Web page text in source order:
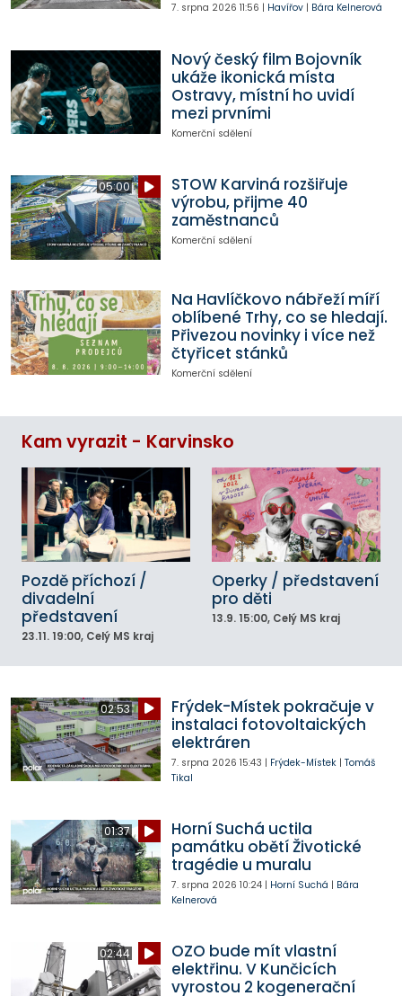
7. srpna 2026 11:56 | Havířov| Bára Kelnerová
Nový český film Bojovník
ukáže ikonická místa
Ostravy, místní ho uvidí
mezi prvními
Komerční sdělení
05:00
STOW Karviná rozšiřuje
výrobu, přijme 40
zaměstnanců
Komerční sdělení
Na Havlíčkovo nábřeží míří
oblíbené Trhy, co se hledají.
Přivezou novinky i více než
čtyřicet stánků
Komerční sdělení
Kam vyrazit - Karvinsko
Pozdě příchozí /
divadelní
představení
23.11. 19:00, Celý MS kraj
Operky / představení
pro děti
13.9. 15:00, Celý MS kraj
02:53
Frýdek-Místek pokračuje v
instalaci fotovoltaických
elektráren
7. srpna 2026 15:43 | Frýdek-Místek| Tomáš
Tikal
01:37
Horní Suchá uctila
památku obětí Životické
tragédie u muralu
7. srpna 2026 10:24| Horní Suchá | Bára
Kelnerová
02:44
OZO bude mít vlastní
elektřinu. V Kunčicích
vyrostou 2 kogenerační